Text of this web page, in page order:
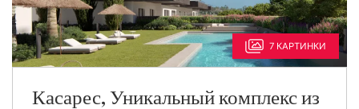
7 КАРТИНКИ
Касарес, Уникальный комплекс из